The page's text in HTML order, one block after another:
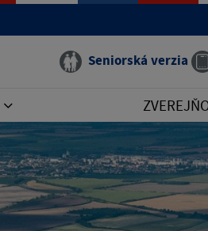
Seniorská verzia